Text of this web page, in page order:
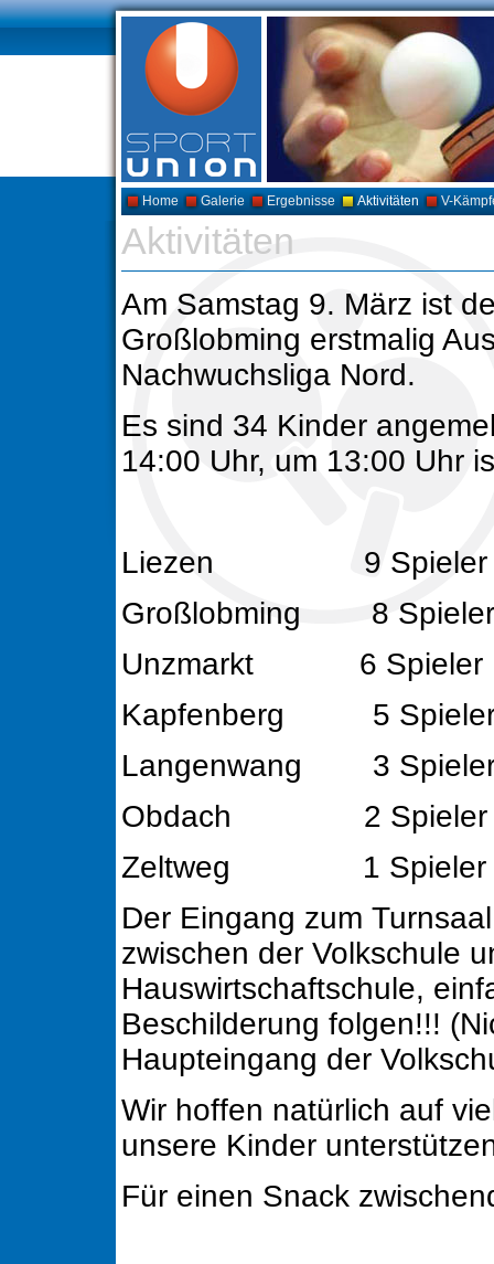
Home Galerie Ergebnisse Aktivitäten V-
Aktivitäten
Am Samstag 9. März ist
Großlobming erstmalig
Nachwuchsliga Nord.
Es sind 34 Kinder
14:00 Uhr, um 13:00 Uhr
Liezen 9 Spieler
Großlobming 8 Spieler
Unzmarkt 6 Spieler
Kapfenberg 5
Langenwang 3
Obdach 2 Spieler
Zeltweg 1 Spieler
Der Eingang zum
zwischen der Volkschule
Hauswirtschaftschule,
Beschilderung folgen!!!
Haupteingang der
Wir hoffen natürlich auf
unsere Kinder
Für einen Snack